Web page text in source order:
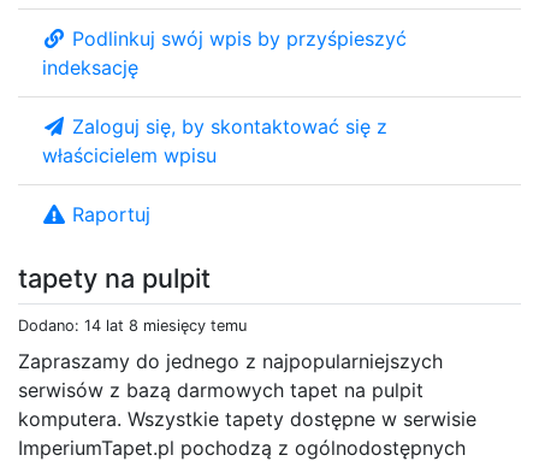
tapety na pulpit
Dodano: 14 lat 8 miesięcy temu
Zapraszamy do jednego z najpopularniejszych
serwisów z bazą darmowych tapet na pulpit
komputera. Wszystkie tapety dostępne w serwisie
ImperiumTapet.pl pochodzą z ogólnodostępnych
Podlinkuj swój wpis by przyśpieszyć
indeksację
Zaloguj się, by skontaktować się z
właścicielem wpisu
Raportuj